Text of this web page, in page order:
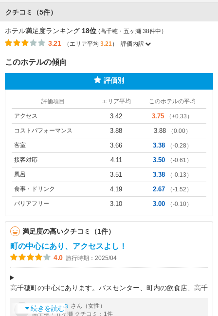
クチコミ（5件）
ホテル満足度ランキング 18位 (高千穂・五ヶ瀬 38件中）
3.21 （エリア平均 3.21） 評価内訳
このホテルの傾向
評価別
評価項目 エリア平均 このホテルの平均
アクセス 3.42 3.75 （+0.33）
コストパフォーマンス 3.88 3.88 （0.00）
客室 3.66 3.38 （-0.28）
接客対応 4.11 3.50 （-0.61）
風呂 3.51 3.38 （-0.13）
食事・ドリンク 4.19 2.67 （-1.52）
バリアフリー 3.10 3.00 （-0.10）
満足度の高いクチコミ（1件）
町の中心にあり、アクセスよし！
4.0 旅行時期：2025/04
高千穂町の中心にあります。バスセンター、町内の飲食店、高千
旅館です。チェックイン前と後、荷物を預かっていただき、身軽
続きを読む
byみるみる３ さん（女性）
高千穂・五ヶ瀬 クチコミ：1件